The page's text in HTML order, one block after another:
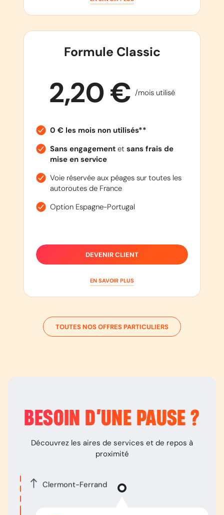
Formule Classic
2,20 € /mois utilisé
0 € les mois non utilisés**
Sans engagementet sans frais de
mise en service
Voie réservée aux péages sur toutes les
autoroutes de France
Option Espagne-Portugal
DEVENIR CLIENT
EN SAVOIR PLUS
TOUTES NOS OFFRES PARTICULIERS
BESOIN D’UNE PAUSE ?
Découvrez les aires de services et de repos à
proximité
Clermont-Ferrand